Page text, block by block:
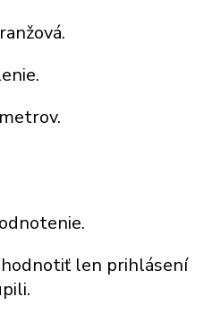
len prihlásení